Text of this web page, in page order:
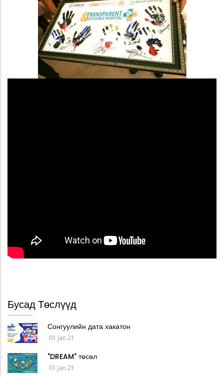
Бусад Төслүүд
Сонгуулийн дата хакатон
01 Jan 21
"DREAM" төсөл
01 Jan 21